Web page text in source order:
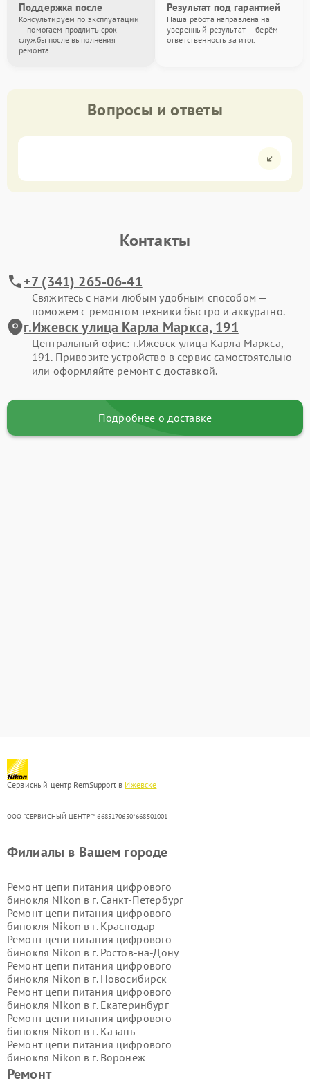
Поддержка после
Консультируем по эксплуатации
— помогаем продлить срок
службы после выполнения
ремонта.
Результат под гарантией
Наша работа направлена на
уверенный результат — берём
ответственность за итог.
Вопросы и ответы
Контакты
+7 (341) 265-06-41
Свяжитесь с нами любым удобным способом —
поможем с ремонтом техники быстро и аккуратно.
г.Ижевск улица Карла Маркса, 191
Центральный офис: г.Ижевск улица Карла Маркса,
191. Привозите устройство в сервис самостоятельно
или оформляйте ремонт с доставкой.
Подробнее о доставке
Сервисный центр RemSupport в Ижевске
ООО "СЕРВИСНЫЙ ЦЕНТР"* 6685170650*668501001
Ремонт
Филиалы в Вашем городе
Ремонт цепи питания цифрового
бинокля Nikon в г. Санкт-Петербург
Ремонт цепи питания цифрового
бинокля Nikon в г. Краснодар
Ремонт цепи питания цифрового
бинокля Nikon в г. Ростов-на-Дону
Ремонт цепи питания цифрового
бинокля Nikon в г. Новосибирск
Ремонт цепи питания цифрового
бинокля Nikon в г. Екатеринбург
Ремонт цепи питания цифрового
бинокля Nikon в г. Казань
Ремонт цепи питания цифрового
бинокля Nikon в г. Воронеж
Ремонт цепи питания цифрового